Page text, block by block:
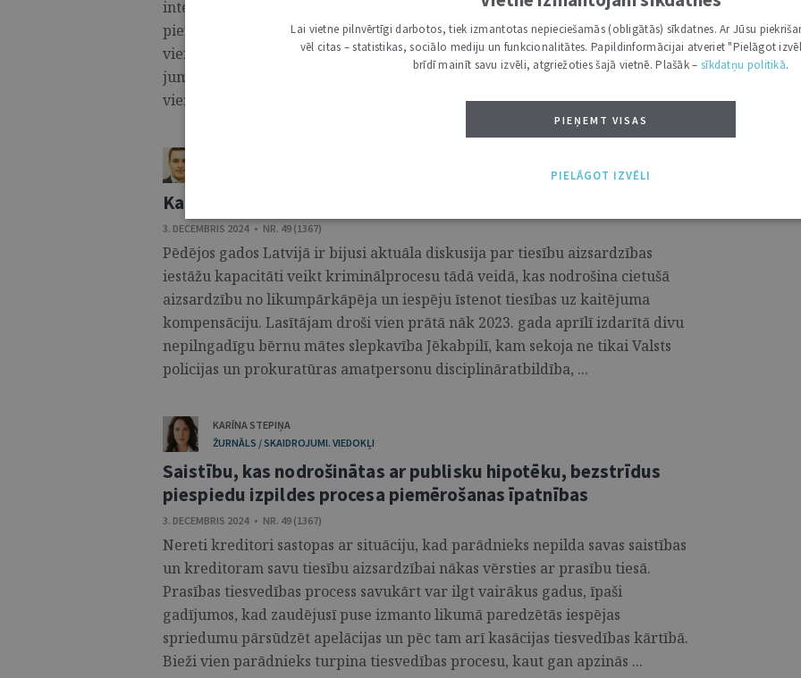
intervencēs arī cietušo bērnu. Bērna mājas modelis nodrošina bērnam
piemērotu vidi un "viena kontaktpunkta pieeju", kur nevis bērns dodas no
viena speciālista pie otra, bet šo dažādo jomu speciālisti pulcējas zem viena
jumta, lai darbības ar cietušā bērna iesaisti būtu koordinētas, efektīvas un
vienlaicīgi saudzējošas bērnam. ...
Kad prokurora kļūda maksā dārgi
3. DECEMBRIS 2024 • NR. 49 (1367)
Pēdējos gados Latvijā ir bijusi aktuāla diskusija par tiesību aizsardzības
iestāžu kapacitāti veikt kriminālprocesu tādā veidā, kas nodrošina cietušā
aizsardzību no likumpārkāpēja un iespēju īstenot tiesības uz kaitējuma
kompensāciju. Lasītājam droši vien prātā nāk 2023. gada aprīlī izdarītā divu
nepilngadīgu bērnu mātes slepkavība Jēkabpilī, kam sekoja ne tikai Valsts
policijas un prokuratūras amatpersonu disciplināratbildība, ...
KARĪNA STEPIŅA
ŽURNĀLS / SKAIDROJUMI. VIEDOKĻI
Saistību, kas nodrošinātas ar publisku hipotēku, bezstrīdus
piespiedu izpildes procesa piemērošanas īpatnības
3. DECEMBRIS 2024 • NR. 49 (1367)
Nereti kreditori sastopas ar situāciju, kad parādnieks nepilda savas saistības
un kreditoram savu tiesību aizsardzībai nākas vērsties ar prasību tiesā.
Prasības tiesvedības process savukārt var ilgt vairākus gadus, īpaši
gadījumos, kad zaudējusī puse izmanto likumā paredzētās iespējas
spriedumu pārsūdzēt apelācijas un pēc tam arī kasācijas tiesvedības kārtībā.
Bieži vien parādnieks turpina tiesvedības procesu, kaut gan apzinās ...
Lai vietne pilnvērtīgi darbotos, tiek izmantotas nepieciešamās (obligātās) sīkdatnes. Ar Jūsu
vēl citas – statistikas, sociālo mediju un funkcionalitātes. Papildinformācijai atveriet "Pielāgot
brīdī mainīt savu izvēli, atgriežoties šajā vietnē. Plašāk – sīkdatņu politikā.
PIEŅEMT VISAS
PIELĀGOT IZVĒLI